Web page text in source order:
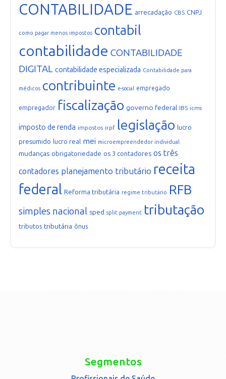
CONTABILIDADE arrecadação CBS CNPJ
como pagar menos impostos contabil
contabilidade CONTABILIDADE
DIGITAL contabilidade especializada Contabilidade para
médicos contribuinte e-social empregado
empregador fiscalização governo federal IBS icms
imposto de renda impostos irpf legislação lucro
presumido lucro real mei microempreendedor individual
mudanças obrigatoriedade os 3 contadores os três
contadores planejamento tributário receita
federal Reforma tributária regime tributário RFB
simples nacional sped split payment tributação
tributos tributária ônus
Segmentos